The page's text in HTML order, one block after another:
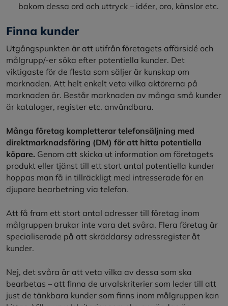
bakom dessa ord och uttryck – idéer, oro, känslor etc.
Finna kunder
Utgångspunkten är att utifrån företagets affärsidé och
målgrupp/-er söka efter potentiella kunder. Det
viktigaste för de flesta som säljer är kunskap om
marknaden. Att helt enkelt veta vilka aktörerna på
marknaden är. Består marknaden av många små kunder
är kataloger, register etc. användbara.
Många företag kompletterar telefonsäljning med
direktmarknadsföring (DM) för att hitta potentiella
köpare. Genom att skicka ut information om företagets
produkt eller tjänst till ett stort antal potentiella kunder
hoppas man få in tillräckligt med intresserade för en
djupare bearbetning via telefon.
Att få fram ett stort antal adresser till företag inom
målgruppen brukar inte vara det svåra. Flera företag är
specialiserade på att skräddarsy adressregister åt
kunder.
Nej, det svåra är att veta vilka av dessa som ska
bearbetas – att finna de urvalskriterier som leder till att
just de tänkbara kunder som finns inom målgruppen kan